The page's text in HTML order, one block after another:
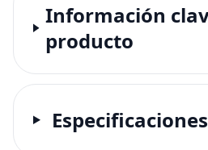
Información
producto